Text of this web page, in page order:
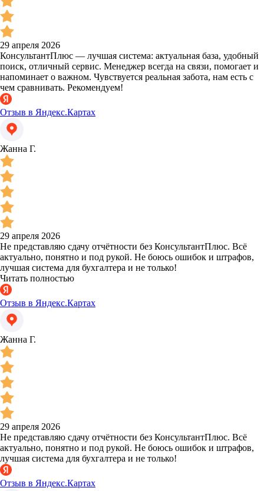
29 апреля 2026
КонсультантПлюс — лучшая система: актуальная база, удобный
поиск, отличный сервис. Менеджер всегда на связи, помогает и
напоминает о важном. Чувствуется реальная забота, нам есть с
чем сравнивать. Рекомендуем!
Отзыв в Яндекс.Картах
Жанна Г.
29 апреля 2026
Не представляю сдачу отчётности без КонсультантПлюс. Всё
актуально, понятно и под рукой. Не боюсь ошибок и штрафов,
лучшая система для бухгалтера и не только!
Читать полностью
Отзыв в Яндекс.Картах
Жанна Г.
29 апреля 2026
Не представляю сдачу отчётности без КонсультантПлюс. Всё
актуально, понятно и под рукой. Не боюсь ошибок и штрафов,
лучшая система для бухгалтера и не только!
Отзыв в Яндекс.Картах